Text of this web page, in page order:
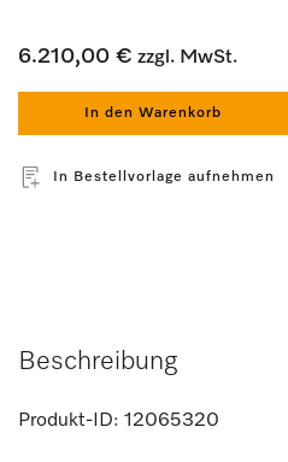
6.210,00 € zzgl. MwSt.
In den Warenkorb
In Bestellvorlage aufnehmen
Beschreibung
Produkt-ID: 12065320